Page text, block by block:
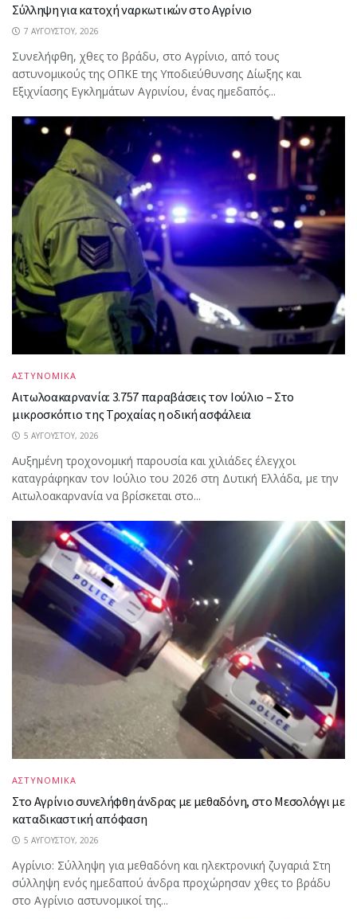
Σύλληψη για κατοχή ναρκωτικών στο Αγρίνιο
7 ΑΥΓΟΎΣΤΟΥ, 2026
Συνελήφθη, χθες το βράδυ, στο Αγρίνιο, από τους
αστυνομικούς της ΟΠΚΕ της Υποδιεύθυνσης Δίωξης και
Εξιχνίασης Εγκλημάτων Αγρινίου, ένας ημεδαπός...
ΑΣΤΥΝΟΜΙΚΑ
Αιτωλοακαρνανία: 3.757 παραβάσεις τον Ιούλιο – Στο
μικροσκόπιο της Τροχαίας η οδική ασφάλεια
5 ΑΥΓΟΎΣΤΟΥ, 2026
Αυξημένη τροχονομική παρουσία και χιλιάδες έλεγχοι
καταγράφηκαν τον Ιούλιο του 2026 στη Δυτική Ελλάδα, με την
Αιτωλοακαρνανία να βρίσκεται στο...
ΑΣΤΥΝΟΜΙΚΑ
Στο Αγρίνιο συνελήφθη άνδρας με μεθαδόνη, στο Μεσολόγγι με
καταδικαστική απόφαση
5 ΑΥΓΟΎΣΤΟΥ, 2026
Aγρίνιο: Σύλληψη για μεθαδόνη και ηλεκτρονική ζυγαριά Στη
σύλληψη ενός ημεδαπού άνδρα προχώρησαν χθες το βράδυ
στο Αγρίνιο αστυνομικοί της...